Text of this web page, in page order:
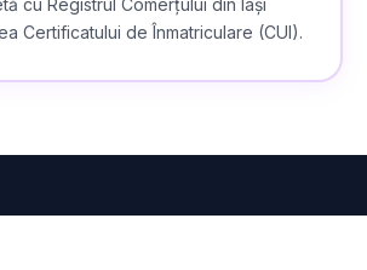
cu Registrul Comerțului din Iași
Certificatului de Înmatriculare (CUI).